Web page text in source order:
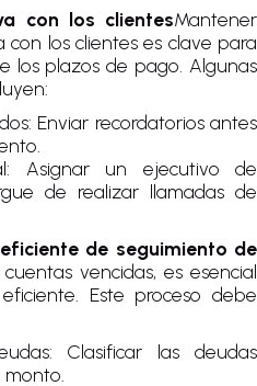
con los clientesMantener
los clientes es clave para
los plazos de pago. Algunas
Enviar recordatorios antes
Asignar un ejecutivo de
de realizar llamadas de
de seguimiento de
cuentas vencidas, es esencial
Este proceso debe
Clasificar las deudas